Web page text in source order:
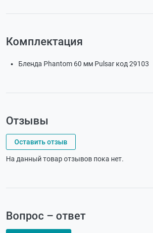
Комплектация
Бленда Phantom 60 мм Pulsar код 29103
Отзывы
Оставить отзыв
На данный товар отзывов пока нет.
Вопрос – ответ